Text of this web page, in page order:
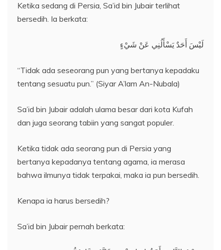
Ketika sedang di Persia, Sa’id bin Jubair terlihat
bersedih. Ia berkata:
لَيْسَ أَحَدٌ يَسْأَلُنِي عَنْ شَيْءٍ
“Tidak ada seseorang pun yang bertanya kepadaku
tentang sesuatu pun.” (Siyar A’lam An-Nubala)
Sa’id bin Jubair adalah ulama besar dari kota Kufah
dan juga seorang tabiin yang sangat populer.
Ketika tidak ada seorang pun di Persia yang
bertanya kepadanya tentang agama, ia merasa
bahwa ilmunya tidak terpakai, maka ia pun bersedih.
Kenapa ia harus bersedih?
Sa’id bin Jubair pernah berkata: